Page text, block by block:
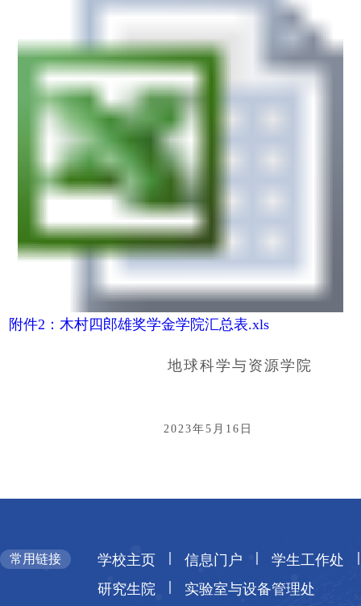
附件2：木村四郎雄奖学金学院汇总表.xls
地球科学与资源学院
2023年5月16日
常用链接 学校主页 | 信息门户 | 学生工作处
|
研究生院
| 实验室与设备管理处